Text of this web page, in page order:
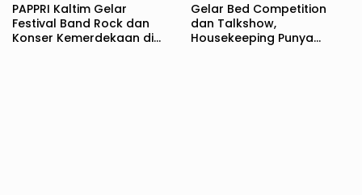
PAPPRI Kaltim Gelar
Festival Band Rock dan
Konser Kemerdekaan di
Gelar Bed Competition
dan Talkshow,
Housekeeping Punya